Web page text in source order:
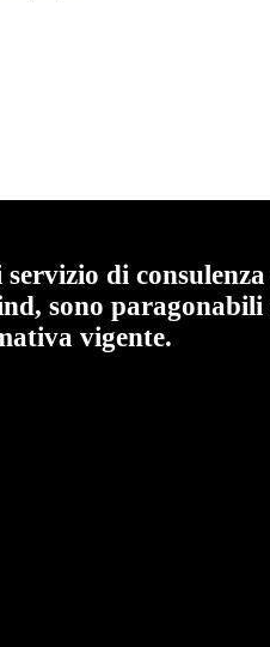
di consulenza
sono paragonabili
vigente.